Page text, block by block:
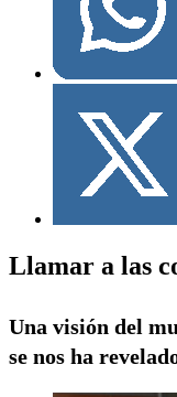
Llamar a las
Una visión del
se nos ha